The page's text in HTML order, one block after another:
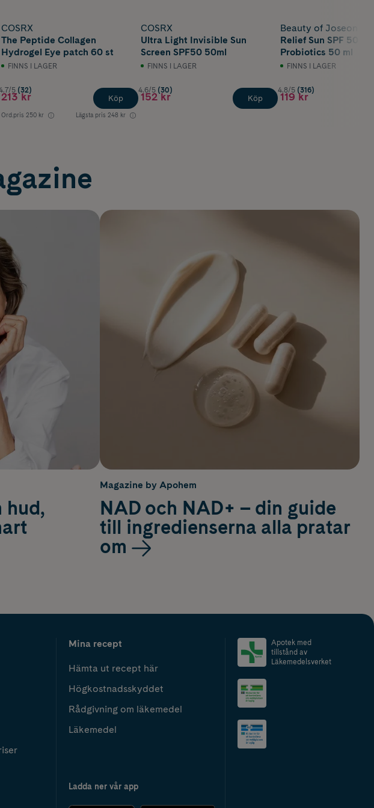
COSRX
The Peptide Collagen
Hydrogel Eye patch 60 st
FINNS I LAGER
5 (32)
213 kr
Ord.pris 250 kr Lägsta pris 248 kr
Köp
COSRX
Ultra Light Invisible Sun
Screen SPF50 50ml
FINNS I LAGER
4.6/5 (30)
152 kr Köp
Beauty of Joseon
Relief Sun SPF 50
Probiotics 50 ml
FINNS I LAGER
4.8/5 (316)
119 kr
hud,
Magazine by Apohem
NAD och NAD+ – din guide
till ingredienserna alla pratar
om
Mina recept
Hämta ut recept här
Högkostnadsskyddet
Rådgivning om läkemedel
Läkemedel
Ladda ner vår app
Apotek med
tillstånd av
Läkemedelsverket